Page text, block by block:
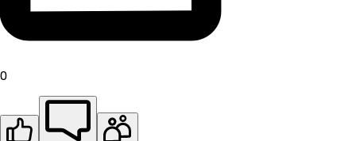
0